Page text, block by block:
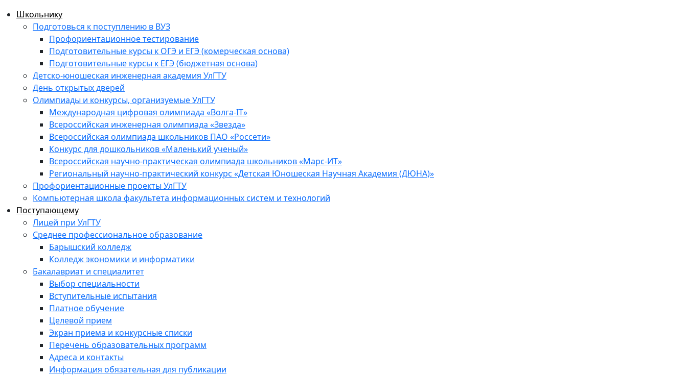
Школьнику
Подготовься к поступлению в ВУЗ
Профориентационное тестирование
Подготовительные курсы к ОГЭ и ЕГЭ (комерческая основа)
Подготовительные курсы к ЕГЭ (бюджетная основа)
Детско-юношеская инженерная академия УлГТУ
День открытых дверей
Олимпиады и конкурсы, организуемые УлГТУ
Международная цифровая олимпиада «Волга-IT»
Всероссийская инженерная олимпиада «Звезда»
Всероссийская олимпиада школьников ПАО «Россети»
Конкурс для дошкольников «Маленький ученый»
Всероссийская научно-практическая олимпиада школьников «Марс-ИТ»
Региональный научно-практический конкурс «Детская Юношеская Научная Академия (ДЮНА)»
Профориентационные проекты УлГТУ
Компьютерная школа факультета информационных систем и технологий
Поступающему
Лицей при УлГТУ
Среднее профессиональное образование
Барышский колледж
Колледж экономики и информатики
Бакалавриат и специалитет
Выбор специальности
Вступительные испытания
Платное обучение
Целевой прием
Экран приема и конкурсные списки
Перечень образовательных программ
Адреса и контакты
Информация обязательная для публикации